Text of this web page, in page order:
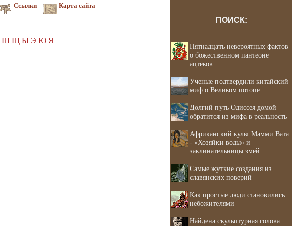
Ссылки Карта сайта
Ш Щ Ы Э Ю Я
ПОИСК:
Пятнадцать невероятных фактов
о божественном пантеоне
ацтеков
Ученые подтвердили китайский
миф о Великом потопе
Долгий путь Одиссея домой
обратится из мифа в реальность
Африканский культ Мамми Вата
- «Хозяйки воды» и
заклинательницы змей
Самые жуткие создания из
славянских поверий
Как простые люди становились
небожителями
Найдена скульптурная голова